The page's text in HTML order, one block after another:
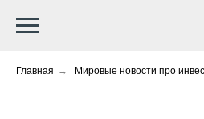
Главная → Мировые новости про